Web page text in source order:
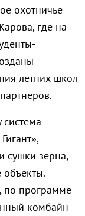
охотничье
где на
летних школ
сушки зерна,
объекты.
по программе
комбайн